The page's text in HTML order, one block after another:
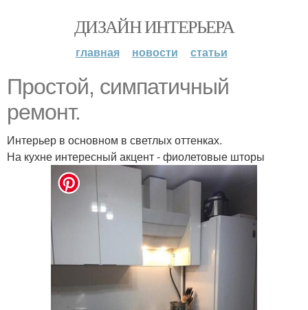
ДИЗАЙН ИНТЕРЬЕРА
главная новости статьи
Простой, симпатичный
ремонт.
Интерьер в основном в светлых оттенках.
На кухне интересный акцент - фиолетовые шторы